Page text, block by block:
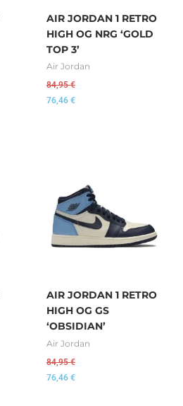
AIR JORDAN 1 RETRO
HIGH OG NRG ‘GOLD
TOP 3’
Air Jordan
84,95€
76,46 €
AIR JORDAN 1 RETRO
HIGH OG GS
‘OBSIDIAN’
Air Jordan
84,95€
76,46 €